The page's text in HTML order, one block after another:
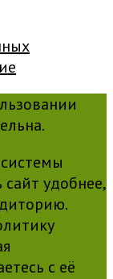
удобнее,
с её